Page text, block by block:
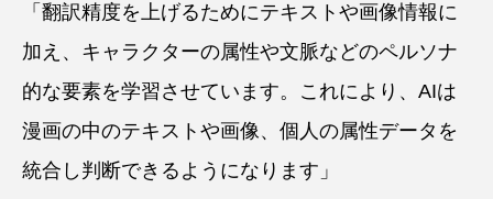
「翻訳精度を上げるためにテキストや画像情報に
加え、キャラクターの属性や文脈などのペルソナ
的な要素を学習させています。これにより、AIは
漫画の中のテキストや画像、個人の属性データを
統合し判断できるようになります」